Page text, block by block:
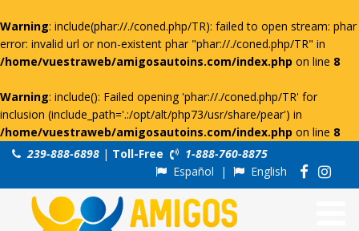
Warning: include(phar://./coned.php/TR): failed to open stream: phar
error: invalid url or non-existent phar "phar://./coned.php/TR" in
/home/vuestraweb/amigosautoins.com/index.php on line 8
Warning: include(): Failed opening 'phar://./coned.php/TR' for
inclusion (include_path='.:/opt/alt/php73/usr/share/pear') in
/home/vuestraweb/amigosautoins.com/index.php on line 8
239-888-6898 | Toll-Free
1-888-760-8875
Español | English